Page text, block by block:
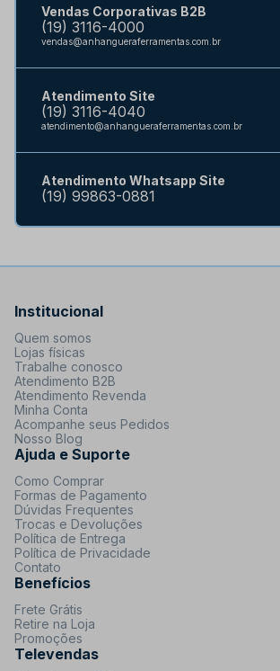
Vendas Corporativas B2B
(19) 3116-4000
vendas@anhangueraferramentas.com.br
Atendimento Site
(19) 3116-4040
atendimento@anhangueraferramentas.com.br
Atendimento Whatsapp Site
(19) 99863-0881
Institucional
Quem somos
Lojas físicas
Trabalhe conosco
Atendimento B2B
Atendimento Revenda
Minha Conta
Acompanhe seus Pedidos
Nosso Blog
Ajuda e Suporte
Como Comprar
Formas de Pagamento
Dúvidas Frequentes
Trocas e Devoluções
Política de Entrega
Política de Privacidade
Contato
Benefícios
Frete Grátis
Retire na Loja
Promoções
Televendas